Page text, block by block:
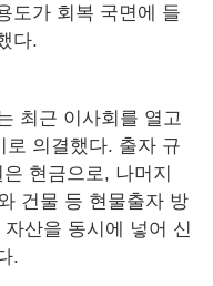
도가 회복 국면에 들
다.
최근 이사회를 열고
로 의결했다. 출자 규
현금으로, 나머지
건물 등 현물출자 방
산을 동시에 넣어 신
.